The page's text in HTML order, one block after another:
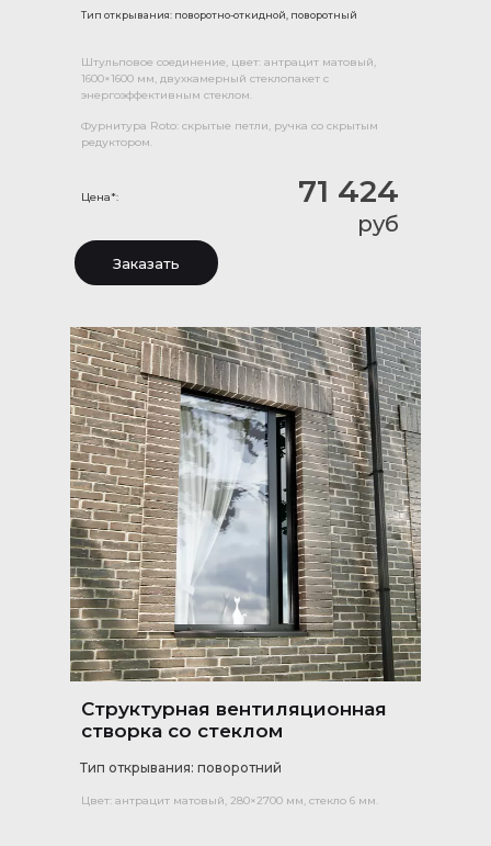
Тип открывания: поворотно-откидной, поворотный
Цена*: 71 424
руб
Заказать
Структурная вентиляционная
створка со стеклом
Тип открывания: поворотний
Цвет: антрацит матовый, 280×2700 мм, стекло 6 мм.
Штульповое соединение, цвет: антрацит матовый,
1600×1600 мм, двухкамерный стеклопакет с
энергоэффективным стеклом.
Фурнитура Roto: скрытые петли, ручка со скрытым
редуктором.